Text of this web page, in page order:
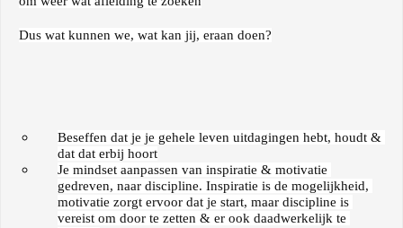
Dus wat kunnen we, wat kan jij, eraan doen?
Beseffen dat je je gehele leven uitdagingen hebt, houdt &
dat dat erbij hoort
Je mindset aanpassen van inspiratie & motivatie
gedreven, naar discipline. Inspiratie is de mogelijkheid,
motivatie zorgt ervoor dat je start, maar discipline is
vereist om door te zetten & er ook daadwerkelijk te